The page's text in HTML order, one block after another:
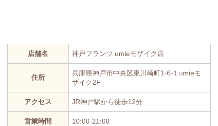
店舗名 神戸フランツ umieモザイク店
住所
兵庫県神戸市中央区東川崎町1-6-1 umieモ
ザイク2F
アクセス JR神戸駅から徒歩12分
営業時間 10:00-21:00